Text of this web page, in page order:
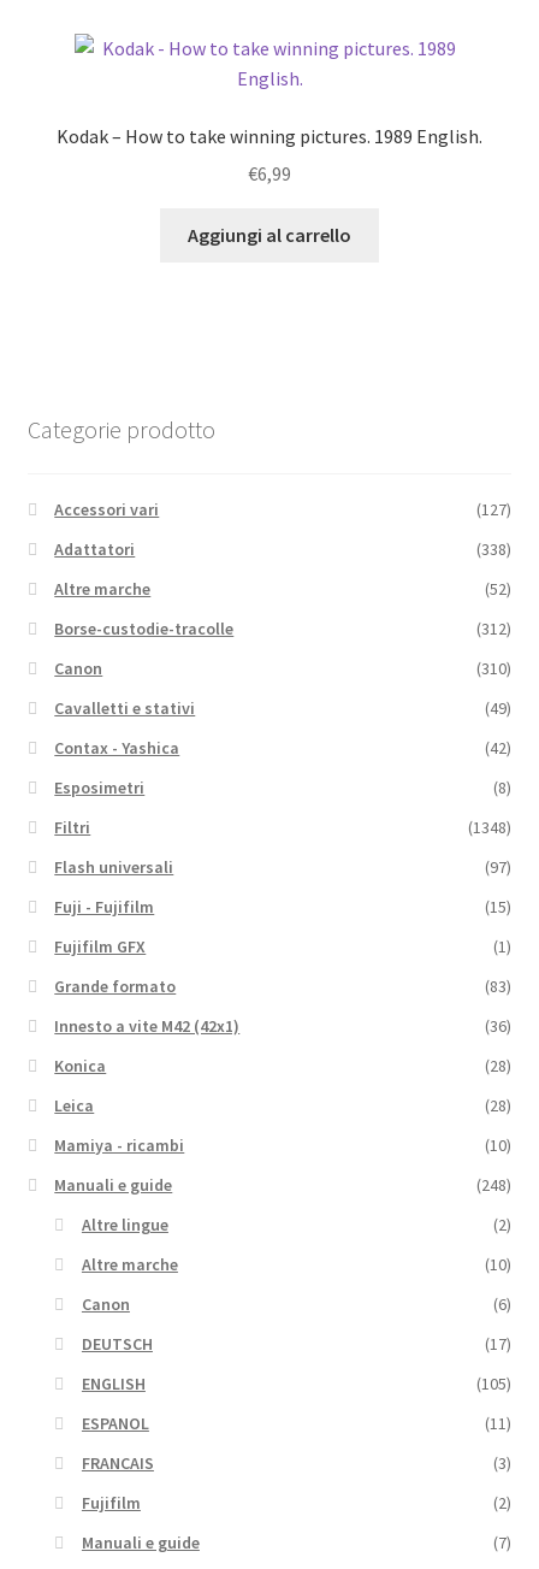
Kodak – How to take winning pictures. 1989 English.
€6,99
Aggiungi al carrello
Categorie prodotto
Accessori vari
(127)
Adattatori
(338)
Altre marche
(52)
Borse-custodie-tracolle
(312)
Canon
(310)
Cavalletti e stativi
(49)
Contax - Yashica
(42)
Esposimetri
(8)
Filtri
(1348)
Flash universali
(97)
Fuji - Fujifilm
(15)
Fujifilm GFX
(1)
Grande formato
(83)
Innesto a vite M42 (42x1)
(36)
Konica
(28)
Leica
(28)
Mamiya - ricambi
(10)
Manuali e guide
(248)
Altre lingue
(2)
Altre marche
(10)
Canon
(6)
DEUTSCH
(17)
ENGLISH
(105)
ESPANOL
(11)
FRANCAIS
(3)
Fujifilm
(2)
Manuali e guide
(7)